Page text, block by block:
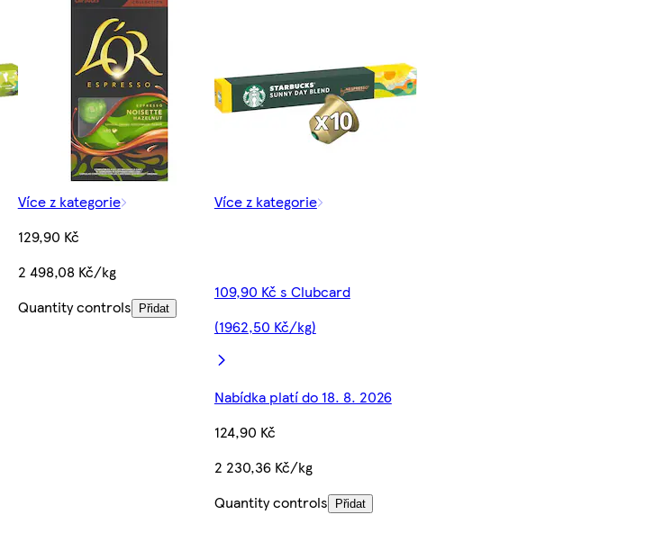
Více z kategorie
129,90 Kč
2 498,08 Kč/kg
Quantity controls
Přidat
Více z kategorie
109,90 Kč s Clubcard
(1962,50 Kč/kg)
Nabídka platí do 18. 8. 2026
124,90 Kč
2 230,36 Kč/kg
Quantity controls
Přidat